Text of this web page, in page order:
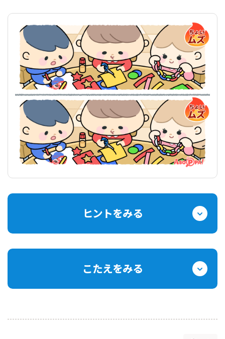
ヒントをみる
こたえをみる